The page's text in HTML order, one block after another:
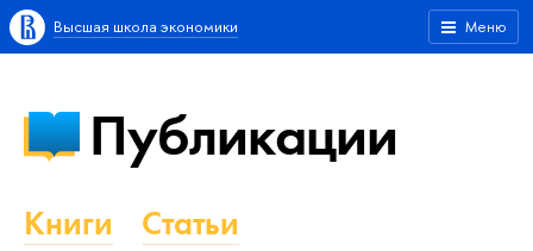
Меню
Высшая школа экономики
Публикации
Книги
Статьи